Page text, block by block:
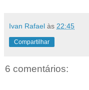
Ivan Rafael às 22:45
Compartilhar
6 comentários: